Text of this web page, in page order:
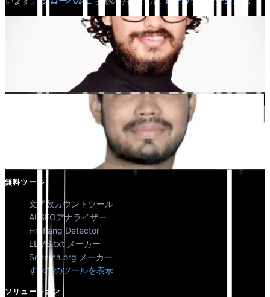
Kunal Singh Shekhawat
無料ツール
文字数カウントツール
AI SEOアナライザー
Hreflang Detector
LLMS.txt メーカー
Schema.org メーカー
すべてのツールを表示
ソリューション